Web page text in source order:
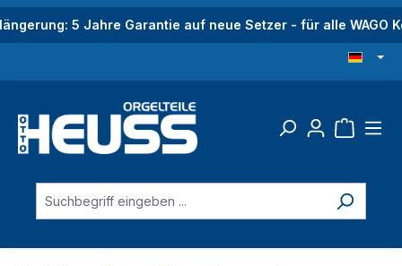
springen5 Jahre Garantie auf neue Setzer - für alle WAGO